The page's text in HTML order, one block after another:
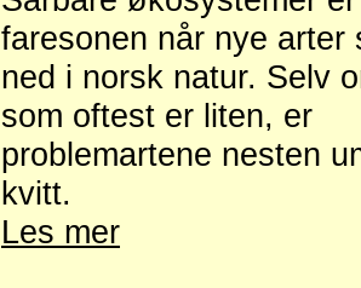
faresonen når nye arter
ned i norsk natur. Selv
som oftest er liten, er
problemartene nesten
kvitt.
Les mer